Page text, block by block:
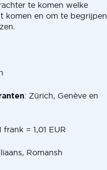
te komen welke
komen en om te begrijpen
: Zürich, Genève en
= 1,01 EUR
Romansh